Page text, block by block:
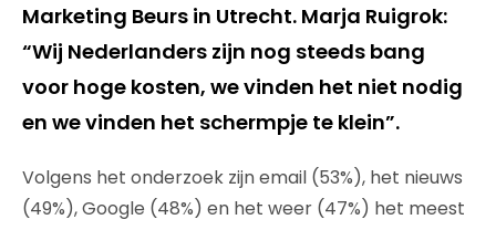
Marketing Beurs in Utrecht. Marja Ruigrok:
“Wij Nederlanders zijn nog steeds bang
voor hoge kosten, we vinden het niet nodig
en we vinden het schermpje te klein”.
Volgens het onderzoek zijn email (53%), het nieuws
(49%), Google (48%) en het weer (47%) het meest